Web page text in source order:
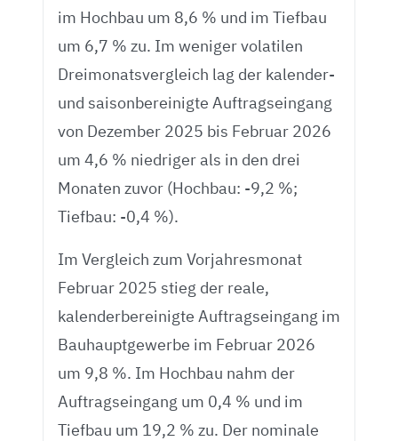
im Hochbau um 8,6 % und im Tiefbau
um 6,7 % zu. Im weniger volatilen
Dreimonatsvergleich lag der kalender-
und saisonbereinigte Auftragseingang
von Dezember 2025 bis Februar 2026
um 4,6 % niedriger als in den drei
Monaten zuvor (Hochbau: -9,2 %;
Tiefbau: -0,4 %).
Im Vergleich zum Vorjahresmonat
Februar 2025 stieg der reale,
kalenderbereinigte Auftragseingang im
Bauhauptgewerbe im Februar 2026
um 9,8 %. Im Hochbau nahm der
Auftragseingang um 0,4 % und im
Tiefbau um 19,2 % zu. Der nominale